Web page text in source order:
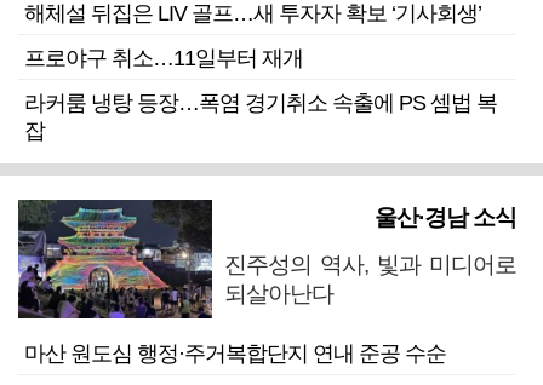
해체설 뒤집은 LIV 골프…새 투자자 확보 ‘기사회생’
프로야구 취소…11일부터 재개
라커룸 냉탕 등장…폭염 경기취소 속출에 PS 셈법 복
잡
울산·경남 소식
진주성의 역사, 빛과 미디어로
되살아난다
마산 원도심 행정·주거복합단지 연내 준공 수순